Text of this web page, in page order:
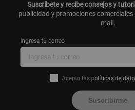
Suscríbete y recibe consejos y
publicidad y promociones
mail.
Ingresa tu correo
Acepto las políticas de
Suscribirme